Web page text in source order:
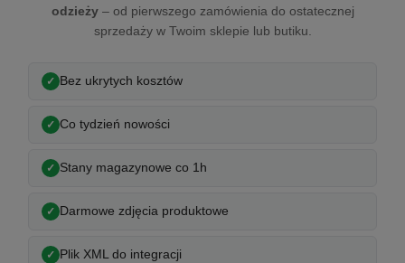
odzieży– od pierwszego zamówienia do ostatecznej
sprzedaży w Twoim sklepie lub butiku.
Bez ukrytych kosztów
Co tydzień nowości
Stany magazynowe co 1h
Darmowe zdjęcia produktowe
Plik XML do integracji